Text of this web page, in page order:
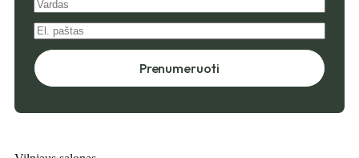
Prenumeruoti